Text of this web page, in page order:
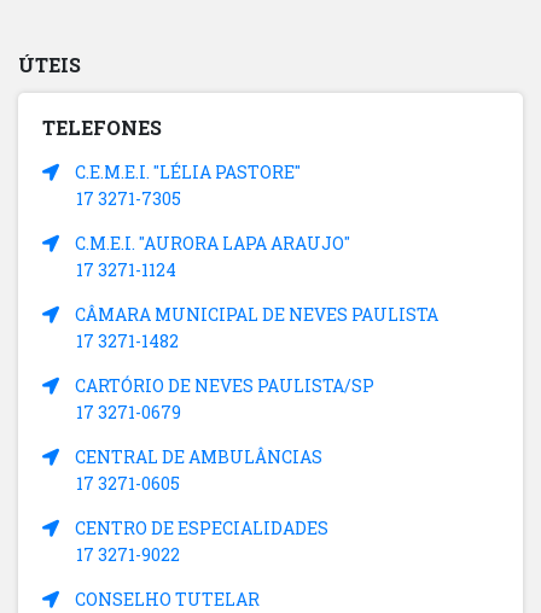
ÚTEIS
TELEFONES
C.E.M.E.I. "LÉLIA PASTORE"
17 3271-7305
C.M.E.I. "AURORA LAPA ARAUJO"
17 3271-1124
CÂMARA MUNICIPAL DE NEVES PAULISTA
17 3271-1482
CARTÓRIO DE NEVES PAULISTA/SP
17 3271-0679
CENTRAL DE AMBULÂNCIAS
17 3271-0605
CENTRO DE ESPECIALIDADES
17 3271-9022
CONSELHO TUTELAR